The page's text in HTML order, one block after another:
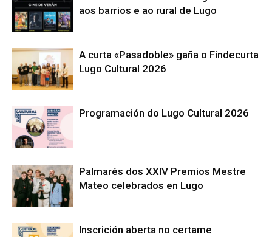
aos barrios e ao rural de Lugo
A curta «Pasadoble» gaña o Findecurta
Lugo Cultural 2026
Programación do Lugo Cultural 2026
Palmarés dos XXIV Premios Mestre
Mateo celebrados en Lugo
Inscrición aberta no certame